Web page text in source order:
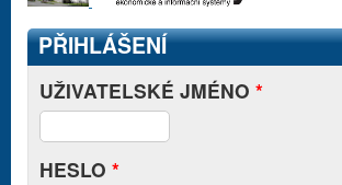
PŘIHLÁŠENÍ
UŽIVATELSKÉ JMÉNO *
HESLO *